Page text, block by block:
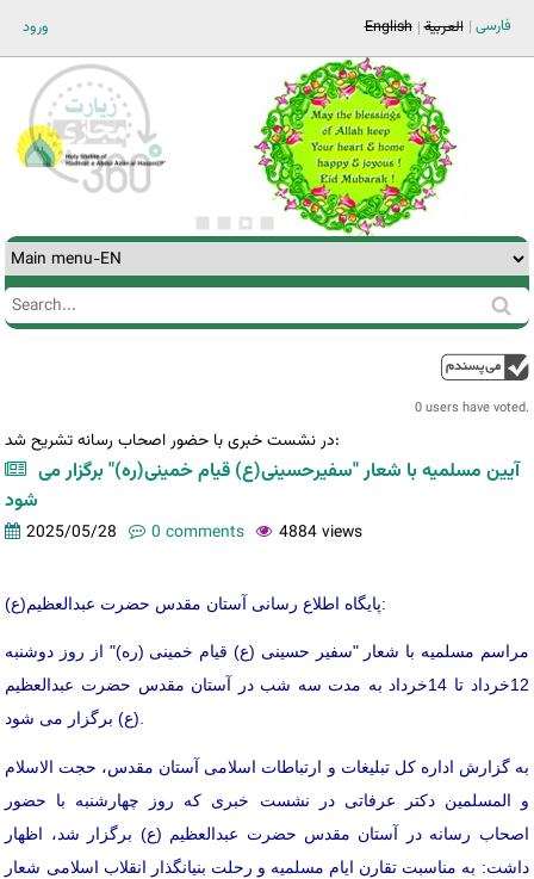
ورود فارسی العربية English
Search
Search
0 users have voted.
در نشست خبری با حضور اصحاب رسانه تشریح شد:
آیین مسلمیه با شعار "سفیرحسینی(ع) قیام خمینی(ره)" برگزار می
شود
2025/05/28 0 comments 4884 views
پایگاه اطلاع رسانی آستان مقدس حضرت عبدالعظیم(ع):
مراسم مسلمیه با شعار "سفیر حسینی (ع) قیام خمینی (ره)" از روز دوشنبه
12خرداد تا 14خرداد به مدت سه شب در آستان مقدس حضرت عبدالعظیم
(ع) برگزار می شود.
به گزارش اداره کل تبلیغات و ارتباطات اسلامی آستان مقدس، حجت الاسلام
و المسلمین دکتر عرفاتی در نشست خبری که روز چهارشنبه با حضور
اصحاب رسانه در آستان مقدس حضرت عبدالعظیم (ع) برگزار شد، اظهار
داشت: به مناسبت تقارن ایام مسلمیه و رحلت بنیانگذار انقلاب اسلامی شعار